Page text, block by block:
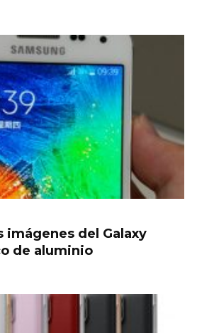
imágenes del Galaxy
de aluminio